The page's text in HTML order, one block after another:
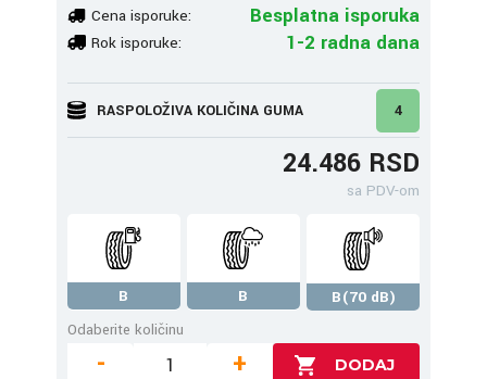
Cena isporuke: Besplatna isporuka
Rok isporuke: 1-2 radna dana
RASPOLOŽIVA KOLIČINA GUMA 4
24.486 RSD
sa PDV-om
B B
B(70 dB)
Odaberite količinu
- +